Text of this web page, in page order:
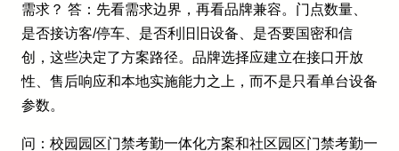
需求？ 答：先看需求边界，再看品牌兼容。门点数量、
是否接访客/停车、是否利旧旧设备、是否要国密和信
创，这些决定了方案路径。品牌选择应建立在接口开放
性、售后响应和本地实施能力之上，而不是只看单台设备
参数。
问：校园园区门禁考勤一体化方案和社区园区门禁考勤一